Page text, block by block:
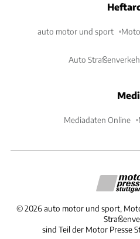
auto motor und sport
Auto
Mediadaten Online
©2026 auto motor und sport,
sind Teil der Motor Presse